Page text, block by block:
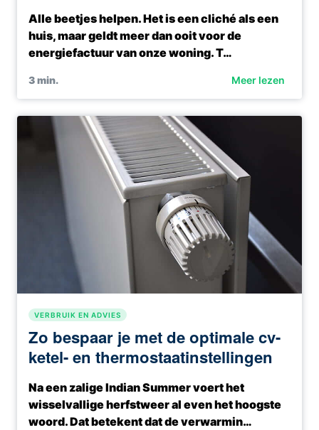
Alle beetjes helpen. Het is een cliché als een
huis, maar geldt meer dan ooit voor de
energiefactuur van onze woning. T…
3min. Meer lezen
VERBRUIK EN ADVIES
Zo bespaar je met de optimale cv-
ketel- en thermostaatinstellingen
Na een zalige Indian Summer voert het
wisselvallige herfstweer al even het hoogste
woord. Dat betekent dat de verwarmin…